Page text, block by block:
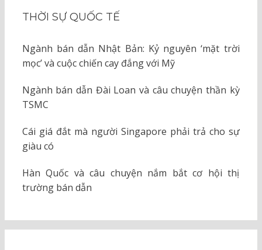
THỜI SỰ QUỐC TẾ
Ngành bán dẫn Nhật Bản: Kỷ nguyên ‘mặt trời
mọc’ và cuộc chiến cay đắng với Mỹ
Ngành bán dẫn Đài Loan và câu chuyện thần kỳ
TSMC
Cái giá đắt mà người Singapore phải trả cho sự
giàu có
Hàn Quốc và câu chuyện nắm bắt cơ hội thị
trường bán dẫn